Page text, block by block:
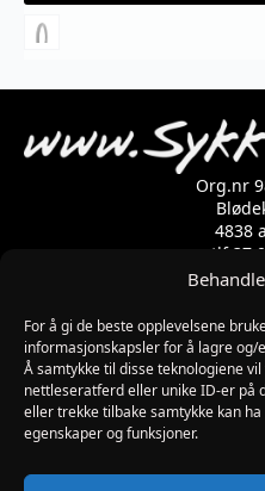
For å gi de beste opplevelsene
informasjonskapsler for å lagre
Å samtykke til disse teknologiene
nettleseratferd eller unike ID-er på
eller trekke tilbake samtykke kan
egenskaper og funksjoner.
750 kr.
500 kr.
har
flere
kan
på
produktsiden
Org.nr
4838
tlf 37
MANDAG-
LØRDAG:
PÅSKEAFTEN OG